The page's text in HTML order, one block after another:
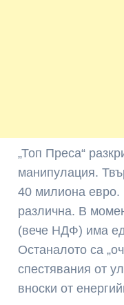
„Топ Преса“
манипулация.
40 милиона евро.
различна. В
(вече НДФ) има
Останалото са
спестявания от
вноски от